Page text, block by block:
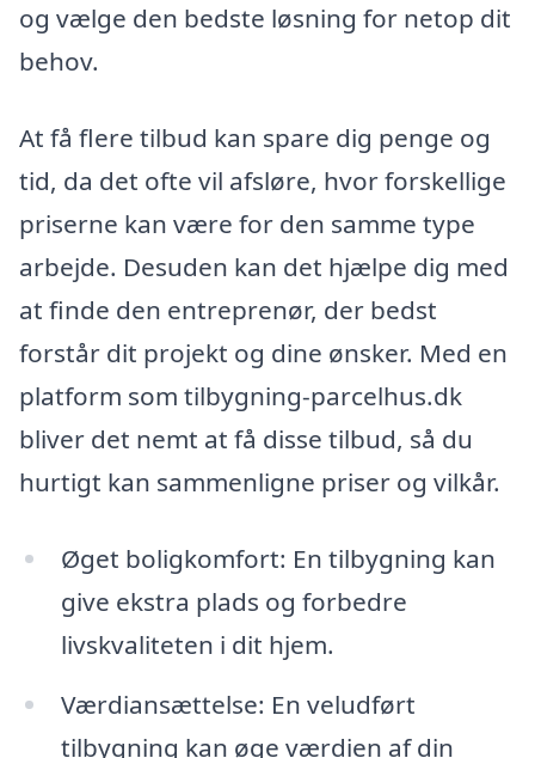
og vælge den bedste løsning for netop dit
behov.
At få flere tilbud kan spare dig penge og
tid, da det ofte vil afsløre, hvor forskellige
priserne kan være for den samme type
arbejde. Desuden kan det hjælpe dig med
at finde den entreprenør, der bedst
forstår dit projekt og dine ønsker. Med en
platform som tilbygning-parcelhus.dk
bliver det nemt at få disse tilbud, så du
hurtigt kan sammenligne priser og vilkår.
Øget boligkomfort: En tilbygning kan
give ekstra plads og forbedre
livskvaliteten i dit hjem.
Værdiansættelse: En veludført
tilbygning kan øge værdien af din